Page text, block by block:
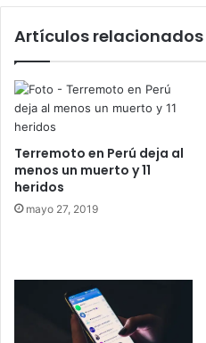
Artículos relacionados
Terremoto en Perú deja al
menos un muerto y 11
heridos
mayo 27, 2019